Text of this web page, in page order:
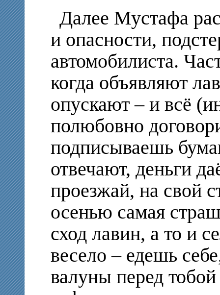
Далее Мустафа
и опасности,
автомобилиста.
когда объявляют
опускают – и всё
полюбовно
подписываешь
отвечают, деньги
проезжай, на свой
осенью самая
сход лавин, а то и
весело – едешь
валуны перед